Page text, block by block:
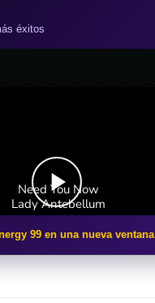
éxitos
99 en una nueva ventana